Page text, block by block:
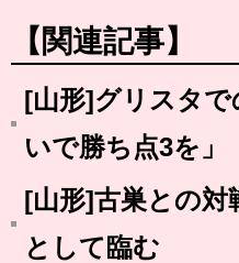
【関連記事】
[山形]グリスタ
いで勝ち点3を」
[山形]古巣との対
として臨む